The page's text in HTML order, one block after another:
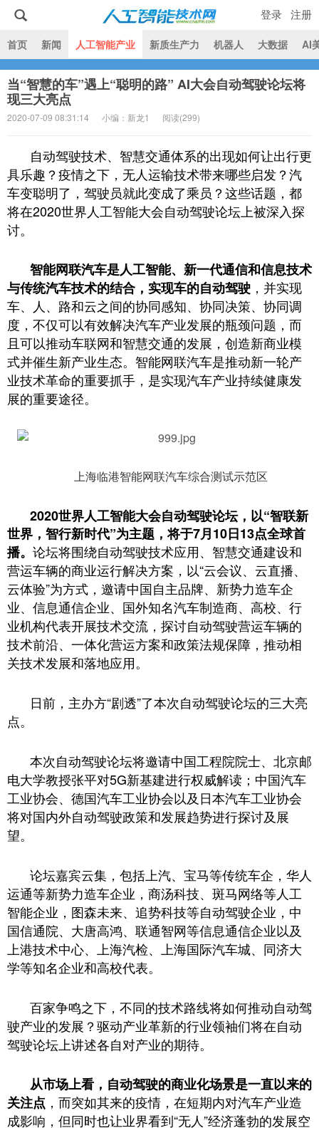
人工智能技术网
首页 新闻 人工智能产业 新质生产力 机器人 大数据 AI
登录 注册
当“智慧的车”遇上“聪明的路” AI大会自动驾驶论坛将
现三大亮点
2020-07-09 08:31:14 小编：新龙1 阅读(299)
自动驾驶技术、智慧交通体系的出现如何让出行更
具乐趣？疫情之下，无人运输技术带来哪些启发？汽
车变聪明了，驾驶员就此变成了乘员？这些话题，都
将在2020世界人工智能大会自动驾驶论坛上被深入探
讨。
智能网联汽车是人工智能、新一代通信和信息技术
与传统汽车技术的结合，实现车的自动驾驶 ，并实现
车、人、路和云之间的协同感知、协同决策、协同调
度，不仅可以有效解决汽车产业发展的瓶颈问题，而
且可以推动车联网和智慧交通的发展，创造新商业模
式并催生新产业生态。智能网联汽车是推动新一轮产
业技术革命的重要抓手，是实现汽车产业持续健康发
展的重要途径。
上海临港智能网联汽车综合测试示范区
2020世界人工智能大会自动驾驶论坛，以“智联新
世界，智行新时代”为主题，将于7月10日13点全球首
播。 论坛将围绕自动驾驶技术应用、智慧交通建设和
营运车辆的商业运行解决方案，以“云会议、云直播、
云体验”为方式，邀请中国自主品牌、新势力造车企
业、信息通信企业、国外知名汽车制造商、高校、行
业机构代表开展技术交流，探讨自动驾驶营运车辆的
技术前沿、一体化营运方案和政策法规保障，推动相
关技术发展和落地应用。
日前，主办方“剧透”了本次自动驾驶论坛的三大亮
点。
本次自动驾驶论坛将邀请中国工程院院士、北京邮
电大学教授张平对5G新基建进行权威解读；中国汽车
工业协会、德国汽车工业协会以及日本汽车工业协会
将对国内外自动驾驶政策和发展趋势进行探讨及展
望。
论坛嘉宾云集，包括上汽、宝马等传统车企，华人
运通等新势力造车企业，商汤科技、斑马网络等人工
智能企业，图森未来、追势科技等自动驾驶企业，中
国信通院、大唐高鸿、联通智网等信息通信企业以及
上港技术中心、上海汽检、上海国际汽车城、同济大
学等知名企业和高校代表。
百家争鸣之下，不同的技术路线将如何推动自动驾
驶产业的发展？驱动产业革新的行业领袖们将在自动
驾驶论坛上讲述各自对产业的期待。
从市场上看，自动驾驶的商业化场景是一直以来的
关注点 ，而突如其来的疫情，在短期内对汽车产业造
成影响，但同时也让业界看到“无人”经济蓬勃的发展空